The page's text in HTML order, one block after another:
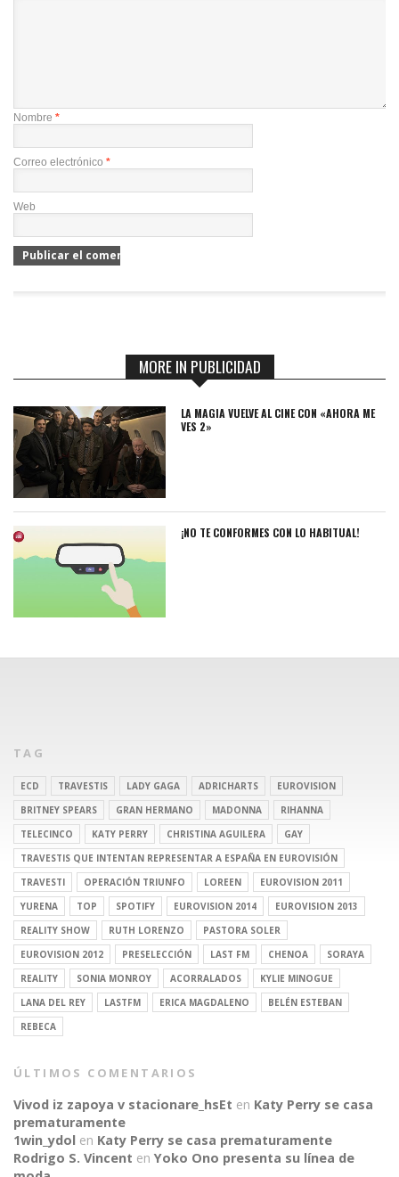
Nombre *
Correo electrónico *
Web
MORE IN PUBLICIDAD
LA MAGIA VUELVE AL CINE CON «AHORA ME
VES 2»
¡NO TE CONFORMES CON LO HABITUAL!
TAG
ECD TRAVESTIS LADY GAGA ADRICHARTS
EUROVISION
BRITNEY SPEARS
GRAN HERMANO MADONNA
RIHANNA
TELECINCO
KATY PERRY CHRISTINA AGUILERA
GAY
TRAVESTIS QUE INTENTAN REPRESENTAR A ESPAÑA EN EUROVISIÓN
TRAVESTI
OPERACIÓN TRIUNFO LOREEN
EUROVISION 2011
YURENA
TOP SPOTIFY EUROVISION 2014
EUROVISION 2013
REALITY SHOW
RUTH LORENZO
PASTORA SOLER
EUROVISION 2012
PRESELECCIÓN LAST FM CHENOA
SORAYA
REALITY
SONIA MONROY ACORRALADOS
KYLIE MINOGUE
LANA DEL REY
LASTFM ERICA MAGDALENO
BELÉN ESTEBAN
REBECA
ÚLTIMOS COMENTARIOS
Vivod iz zapoya v stacionare_hsEt en Katy Perry se casa
prematuramente
1win_ydol en Katy Perry se casa prematuramente
Rodrigo S. Vincent en Yoko Ono presenta su línea de